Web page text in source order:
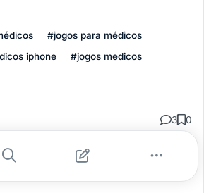
#jogos para médicos
iphone
#jogos medicos
3 0